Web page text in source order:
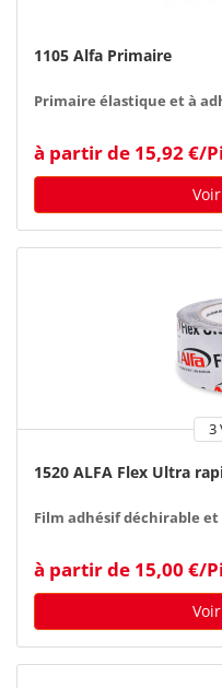
1105 Alfa Primaire
Primaire élastique et à
à partir de 15,92 €/
3
1520 ALFA Flex Ultra
Film adhésif déchirable
à partir de 15,00 €/